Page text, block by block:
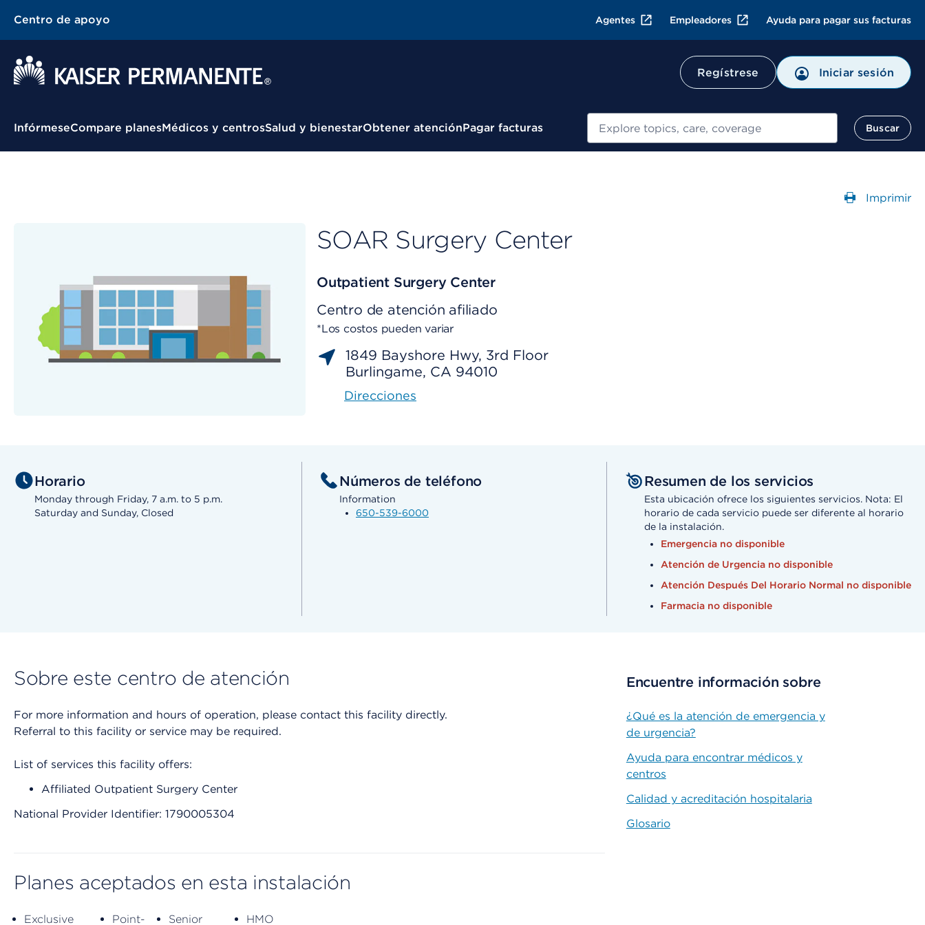
Centro de apoyo Agentes Empleadores Ayuda para pagar sus facturas
Regístrese Iniciar sesión
Menú contextual
InfórmeseCompare planesMédicos y centrosSalud y bienestarObtener atenciónPagar facturas Buscar
Buscar
Imprimir
SOAR Surgery Center
Outpatient Surgery Center
Centro de atención afiliado
*Los costos pueden variar
1849 Bayshore Hwy, 3rd Floor
Burlingame, CA 94010
Direcciones
Horario
Monday through Friday, 7 a.m. to 5 p.m.
Saturday and Sunday, Closed
Números de teléfono
Information
650-539-6000
Resumen de los servicios
Esta ubicación ofrece los siguientes servicios. Nota: El
horario de cada servicio puede ser diferente al horario
de la instalación.
Emergencia no disponible
Atención de Urgencia no disponible
Atención Después Del Horario Normal no disponible
Farmacia no disponible
Sobre este centro de atención
For more information and hours of operation, please contact this facility directly.
Referral to this facility or service may be required.
List of services this facility offers:
Affiliated Outpatient Surgery Center
National Provider Identifier: 1790005304
Planes aceptados en esta instalación
Exclusive
Point-
Senior
HMO
Encuentre información sobre
¿Qué es la atención de emergencia y
de urgencia?
Ayuda para encontrar médicos y
centros
Calidad y acreditación hospitalaria
Glosario